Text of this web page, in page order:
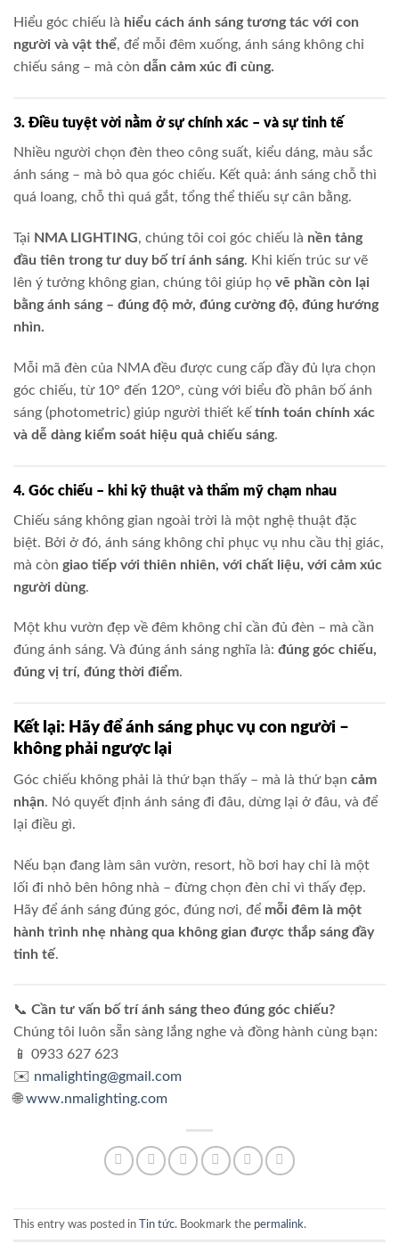
Hiểu góc chiếu là hiểu cách ánh sáng tương tác với con
người và vật thể, để mỗi đêm xuống, ánh sáng không chỉ
chiếu sáng – mà còn dẫn cảm xúc đi cùng.
3. Điều tuyệt vời nằm ở sự chính xác – và sự tinh tế
Nhiều người chọn đèn theo công suất, kiểu dáng, màu sắc
ánh sáng – mà bỏ qua góc chiếu. Kết quả: ánh sáng chỗ thì
quá loang, chỗ thì quá gắt, tổng thể thiếu sự cân bằng.
Tại NMA LIGHTING, chúng tôi coi góc chiếu là nền tảng
đầu tiên trong tư duy bố trí ánh sáng. Khi kiến trúc sư vẽ
lên ý tưởng không gian, chúng tôi giúp họ vẽ phần còn lại
bằng ánh sáng – đúng độ mở, đúng cường độ, đúng hướng
nhìn.
Mỗi mã đèn của NMA đều được cung cấp đầy đủ lựa chọn
góc chiếu, từ 10° đến 120°, cùng với biểu đồ phân bố ánh
sáng (photometric) giúp người thiết kế tính toán chính xác
và dễ dàng kiểm soát hiệu quả chiếu sáng.
4. Góc chiếu – khi kỹ thuật và thẩm mỹ chạm nhau
Chiếu sáng không gian ngoài trời là một nghệ thuật đặc
biệt. Bởi ở đó, ánh sáng không chỉ phục vụ nhu cầu thị giác,
mà còn giao tiếp với thiên nhiên, với chất liệu, với cảm xúc
người dùng.
Một khu vườn đẹp về đêm không chỉ cần đủ đèn – mà cần
đúng ánh sáng. Và đúng ánh sáng nghĩa là: đúng góc chiếu,
đúng vị trí, đúng thời điểm.
Kết lại: Hãy để ánh sáng phục vụ con người –
không phải ngược lại
Góc chiếu không phải là thứ bạn thấy – mà là thứ bạn cảm
nhận. Nó quyết định ánh sáng đi đâu, dừng lại ở đâu, và để
lại điều gì.
Nếu bạn đang làm sân vườn, resort, hồ bơi hay chỉ là một
lối đi nhỏ bên hông nhà – đừng chọn đèn chỉ vì thấy đẹp.
Hãy để ánh sáng đúng góc, đúng nơi, để mỗi đêm là một
hành trình nhẹ nhàng qua không gian được thắp sáng đầy
tinh tế.
📞 Cần tư vấn bố trí ánh sáng theo đúng góc chiếu?
Chúng tôi luôn sẵn sàng lắng nghe và đồng hành cùng bạn:
📱 0933 627 623
✉️ nmalighting@gmail.com
🌐www.nmalighting.com
This entry was posted in Tin tức. Bookmark the permalink.